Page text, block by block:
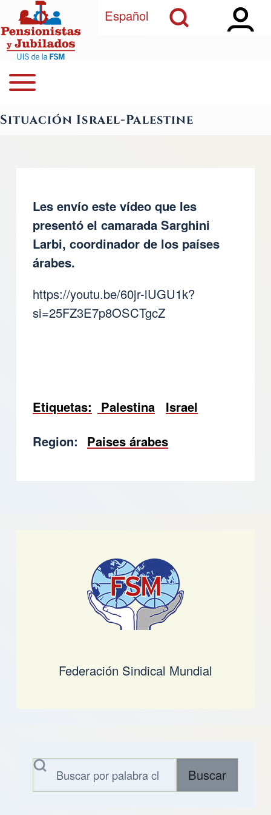
Pasar al contenido principal
Close Search Block
Open Sidebar
Open Search Block
Español
Navegación principal
Open or Close horizontal Main Menu
Situación Israel-Palestine
Les envío este vídeo que les
presentó el camarada Sarghini
Larbi, coordinador de los países
árabes.
https://youtu.be/60jr-iUGU1k?
si=25FZ3E7p8OSCTgcZ
Etiquetas Palestina
Israel
Region
Paises árabes
Federación Sindical Mundial
Buscar